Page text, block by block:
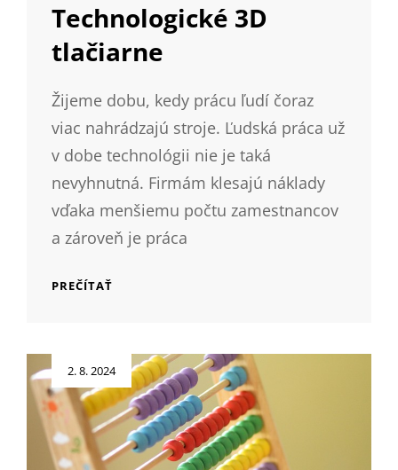
Technologické 3D
tlačiarne
Žijeme dobu, kedy prácu ľudí čoraz
viac nahrádzajú stroje. Ľudská práca už
v dobe technológii nie je taká
nevyhnutná. Firmám klesajú náklady
vďaka menšiemu počtu zamestnancov
a zároveň je práca
PREČÍTAŤ
on
2. 8. 2024